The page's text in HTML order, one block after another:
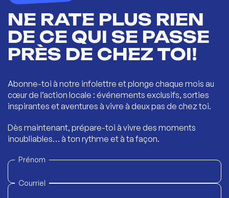
NE RATE PLUS RIEN
DE CE QUI SE PASSE
PRÈS DE CHEZ TOI!
Abonne-toi à notre infolettre et plonge chaque mois au
cœur de l’action locale : événements exclusifs, sorties
inspirantes et aventures à vivre à deux pas de chez toi.
Dès maintenant, prépare-toi à vivre des moments
inoubliables… à ton rythme et à ta façon.
Prénom
Courriel